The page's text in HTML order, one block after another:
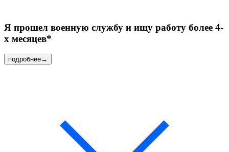
Я прошел военную службу и ищу работу более 4-
х месяцев*
подробнее→